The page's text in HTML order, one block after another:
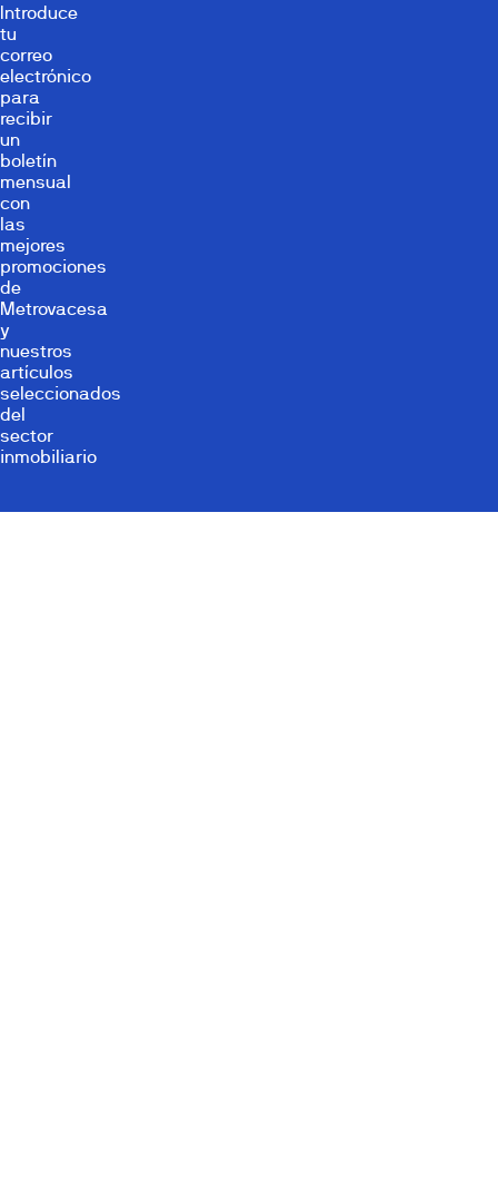
Introduce
tu
correo
electrónico
para
recibir
un
boletín
mensual
con
las
mejores
promociones
de
Metrovacesa
y
nuestros
artículos
seleccionados
del
sector
inmobiliario